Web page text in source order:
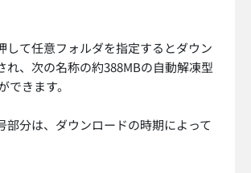
して任意フォルダを指定するとダウン
れ、次の名称の約388MBの自動解凍型
できます。
部分は、ダウンロードの時期によって